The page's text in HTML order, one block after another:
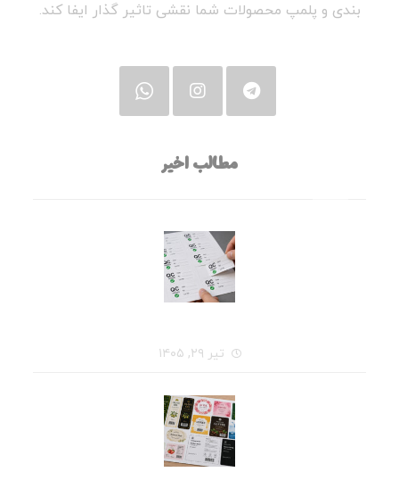
بندی و پلمپ محصولات شما نقشی تاثیر گذار ایفا کند.
مطالب اخیر
تیر ۲۹, ۱۴۰۵